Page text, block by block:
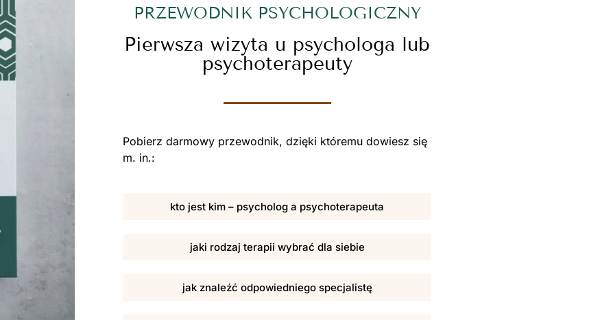
PRZEWODNIK PSYCHOLOGICZNY
Pierwsza wizyta u psychologa lub
psychoterapeuty
Pobierz darmowy przewodnik, dzięki któremu dowiesz się
m. in.:
kto jest kim – psycholog a psychoterapeuta
jaki rodzaj terapii wybrać dla siebie
jak znaleźć odpowiedniego specjalistę